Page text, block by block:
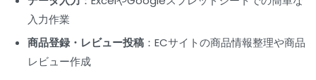
入力作業
商品登録・レビュー投稿 ：ECサイトの商品情報整理や商品
レビュー作成